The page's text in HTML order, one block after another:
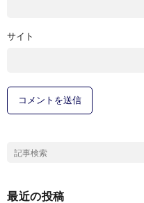
サイト
最近の投稿